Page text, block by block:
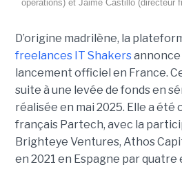
opérations) et Jaime Castillo (directeur
D’origine madrilène, la
freelances IT Shakersannonce
lancement officiel en France.
suite à une levée de fonds en
réalisée en mai 2025. Elle a
français Partech, avec la
Brighteye Ventures, Athos
en 2021 en Espagne par